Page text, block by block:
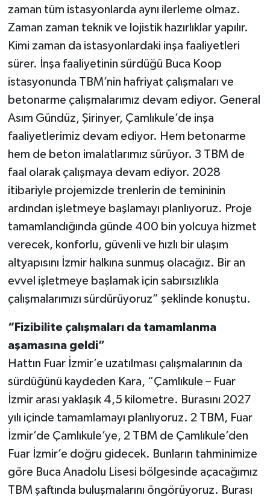
zaman tüm istasyonlarda aynı ilerleme olmaz.
Zaman zaman teknik ve lojistik hazırlıklar yapılır.
Kimi zaman da istasyonlardaki inşa faaliyetleri
sürer. İnşa faaliyetinin sürdüğü Buca Koop
istasyonunda TBM’nin hafriyat çalışmaları ve
betonarme çalışmalarımız devam ediyor. General
Asım Gündüz, Şirinyer, Çamlıkule’de inşa
faaliyetlerimiz devam ediyor. Hem betonarme
hem de beton imalatlarımız sürüyor. 3 TBM de
faal olarak çalışmaya devam ediyor. 2028
itibariyle projemizde trenlerin de temininin
ardından işletmeye başlamayı planlıyoruz. Proje
tamamlandığında günde 400 bin yolcuya hizmet
verecek, konforlu, güvenli ve hızlı bir ulaşım
altyapısını İzmir halkına sunmuş olacağız. Bir an
evvel işletmeye başlamak için sabırsızlıkla
çalışmalarımızı sürdürüyoruz” şeklinde konuştu.
“Fizibilite çalışmaları da tamamlanma
aşamasına geldi”
Hattın Fuar İzmir’e uzatılması çalışmalarının da
sürdüğünü kaydeden Kara, “Çamlıkule – Fuar
İzmir arası yaklaşık 4,5 kilometre. Burasını 2027
yılı içinde tamamlamayı planlıyoruz. 2 TBM, Fuar
İzmir’de Çamlıkule’ye, 2 TBM de Çamlıkule’den
Fuar İzmir’e doğru gidecek. Bunların tahminimize
göre Buca Anadolu Lisesi bölgesinde açacağımız
TBM şaftında buluşmalarını öngörüyoruz. Burası